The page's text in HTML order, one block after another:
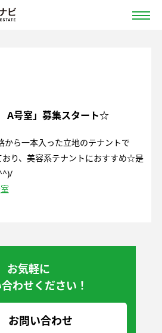
A号室」募集スタート☆
から一本入った立地のテナントで
おり、美容系テナントにおすすめ☆是
お気軽に
わせください！
お問い合わせ